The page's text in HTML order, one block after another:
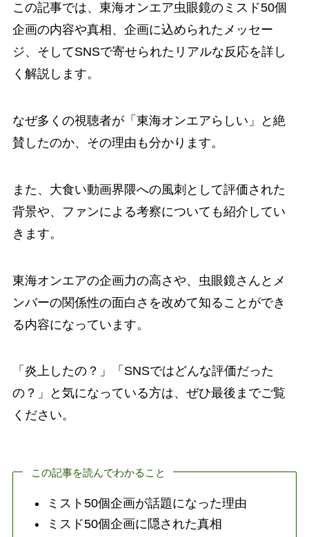
この記事では、東海オンエア虫眼鏡のミスド50個
企画の内容や真相、企画に込められたメッセー
ジ、そしてSNSで寄せられたリアルな反応を詳し
く解説します。
なぜ多くの視聴者が「東海オンエアらしい」と絶
賛したのか、その理由も分かります。
また、大食い動画界隈への風刺として評価された
背景や、ファンによる考察についても紹介してい
きます。
東海オンエアの企画力の高さや、虫眼鏡さんとメ
ンバーの関係性の面白さを改めて知ることができ
る内容になっています。
「炎上したの？」「SNSではどんな評価だった
の？」と気になっている方は、ぜひ最後までご覧
ください。
この記事を読んでわかること
ミスト50個企画が話題になった理由
ミスド50個企画に隠された真相